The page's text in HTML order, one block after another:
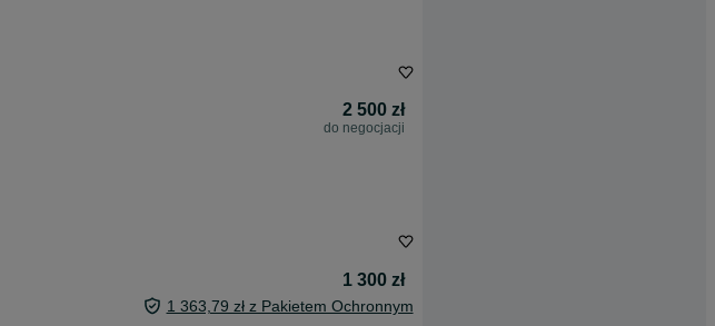
2 500 zł
do negocjacji
1 300 zł
1 363,79 zł z Pakietem Ochronnym